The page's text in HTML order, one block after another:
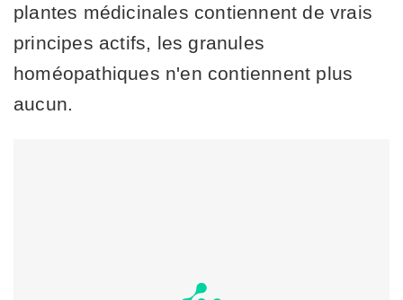
plantes médicinales contiennent de vrais
principes actifs, les granules
homéopathiques n'en contiennent plus
aucun.